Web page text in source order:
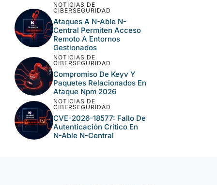
NOTICIAS DE
CIBERSEGURIDAD
Ataques A N-Able N-
Central Permiten Acceso
Remoto A Entornos
Gestionados
NOTICIAS DE
CIBERSEGURIDAD
Compromiso De Keyv Y
Paquetes Relacionados En
Ataque Npm 2026
NOTICIAS DE
CIBERSEGURIDAD
CVE-2026-18577: Fallo De
Autenticación Crítico En
N-Able N-Central